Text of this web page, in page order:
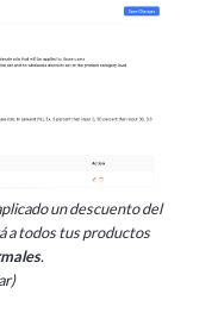
un descuento del
a todos tus productos
.